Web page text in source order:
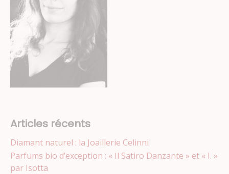
Articles récents
Diamant naturel : la Joaillerie Celinni
Parfums bio d’exception : « Il Satiro Danzante » et « I. »
par Isotta